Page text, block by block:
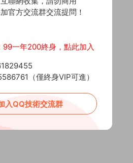
官方交流群交流提問！
99一年200終身，點此加入
（僅終身VIP可進）
入QQ技術交流群